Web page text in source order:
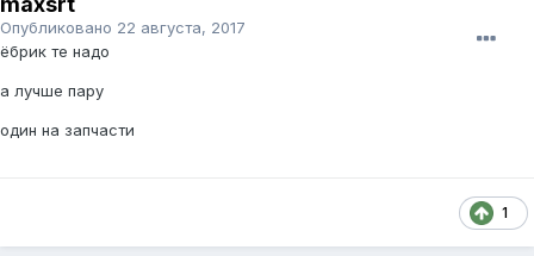
Опубликовано 22 августа, 2017
ёбрик те надо
а лучше пару
один на запчасти
1